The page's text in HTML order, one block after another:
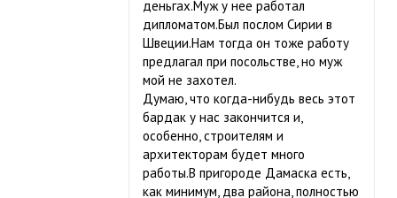
деньгах.Муж у нее работал
дипломатом.Был послом Сирии в
Швеции.Нам тогда он тоже работу
предлагал при посольстве, но муж
мой не захотел.
Думаю, что когда-нибудь весь этот
бардак у нас закончится и,
особенно, строителям и
архитекторам будет много
работы.В пригороде Дамаска есть,
как минимум, два района, полностью